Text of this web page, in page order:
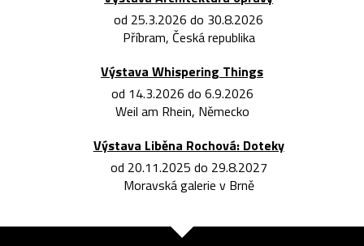
od 25.3.2026 do 30.8.2026
Příbram, Česká republika
Výstava Whispering Things
od 14.3.2026 do 6.9.2026
Weil am Rhein, Německo
Výstava Liběna Rochová: Doteky
od 20.11.2025 do 29.8.2027
Moravská galerie v Brně